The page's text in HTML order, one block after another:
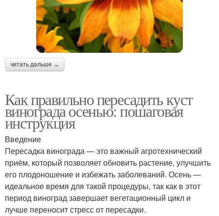
читать дальше →
Как правильно пересадить куст
винограда осенью: пошаговая
инструкция
Введение
Пересадка винограда — это важный агротехнический
приём, который позволяет обновить растение, улучшить
его плодоношение и избежать заболеваний. Осень —
идеальное время для такой процедуры, так как в этот
период виноград завершает вегетационный цикл и
лучше переносит стресс от пересадки.